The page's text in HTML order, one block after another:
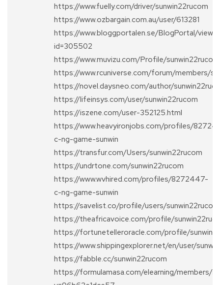
https://www.fuelly.com/driver/sunwin22rucom
https://www.ozbargain.com.au/user/613281
https://www.bloggportalen.se/BlogPortal/view/
id=305502
https://www.muvizu.com/Profile/
https://www.rcuniverse.com/forum/members/
https://novel.daysneo.com/author/
https://lifeinsys.com/user/sunwin22rucom
https://iszene.com/user-352125.html
https://www.heavyironjobs.com/profiles/
c-ng-game-sunwin
https://transfur.com/Users/sunwin22rucom
https://undrtone.com/sunwin22rucom
https://www.wvhired.com/profiles/8272447-
c-ng-game-sunwin
https://savelist.co/profile/users/sunwin22rucom
https://theafricavoice.com/profile/
https://fortunetelleroracle.com/profile/
https://www.shippingexplorer.net/en/user/
https://fabble.cc/sunwin22rucom
https://formulamasa.com/elearning/members/